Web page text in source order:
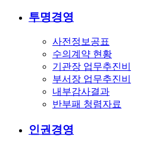
투명경영
사전정보공표
수의계약 현황
기관장 업무추진비
부서장 업무추진비
내부감사결과
반부패 청렴자료
인권경영